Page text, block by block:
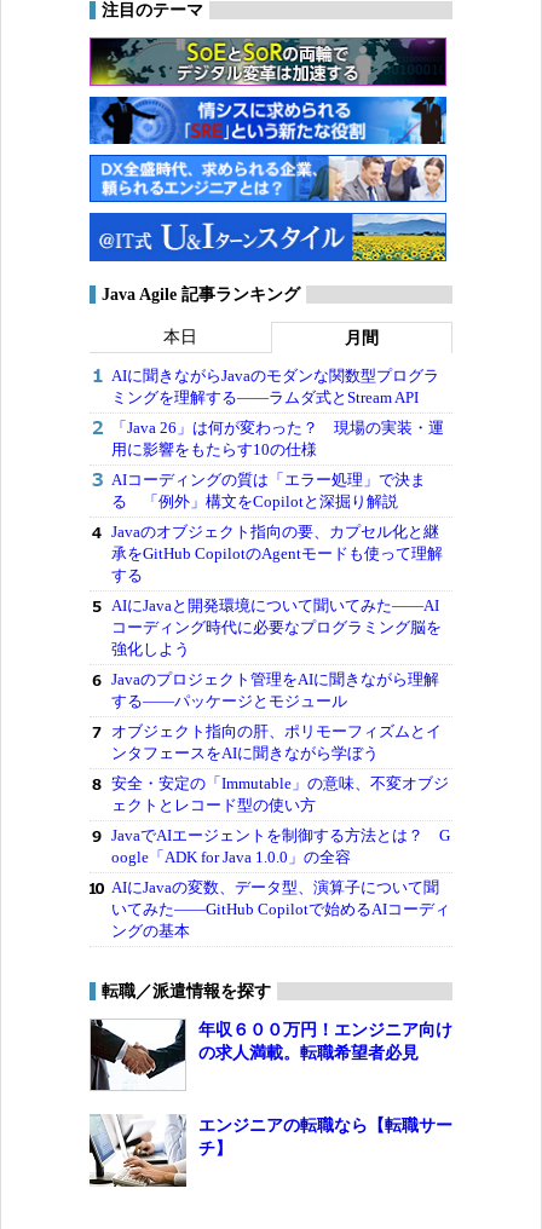
注目のテーマ
Java Agile 記事ランキング
本日 月間
AIに聞きながらJavaのモダンな関数型プログラ
ミングを理解する――ラムダ式とStream API
「Java 26」は何が変わった？ 現場の実装・運
用に影響をもたらす10の仕様
AIコーディングの質は「エラー処理」で決ま
る 「例外」構文をCopilotと深掘り解説
Javaのオブジェクト指向の要、カプセル化と継
承をGitHub CopilotのAgentモードも使って理解
する
AIにJavaと開発環境について聞いてみた――AI
コーディング時代に必要なプログラミング脳を
強化しよう
Javaのプロジェクト管理をAIに聞きながら理解
する――パッケージとモジュール
オブジェクト指向の肝、ポリモーフィズムとイ
ンタフェースをAIに聞きながら学ぼう
安全・安定の「Immutable」の意味、不変オブジ
ェクトとレコード型の使い方
JavaでAIエージェントを制御する方法とは？ G
oogle「ADK for Java 1.0.0」の全容
AIにJavaの変数、データ型、演算子について聞
いてみた――GitHub Copilotで始めるAIコーディ
ングの基本
転職／派遣情報を探す
年収６００万円！エンジニア向け
の求人満載。転職希望者必見
エンジニアの転職なら【転職サー
チ】